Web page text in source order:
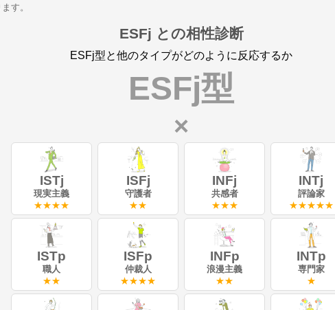
す。
ESFj との相性診断
ESFj型と他のタイプがどのように反応するか
ESFj型
×
ISTj
現実主義
★★★★
ISFj
守護者
★★
INFj
共感者
★★★
INTj
評論家
★★★★★
ISTp
職人
★★
ISFp
仲裁人
★★★★
INFp
浪漫主義
★★
INTp
専門家
★